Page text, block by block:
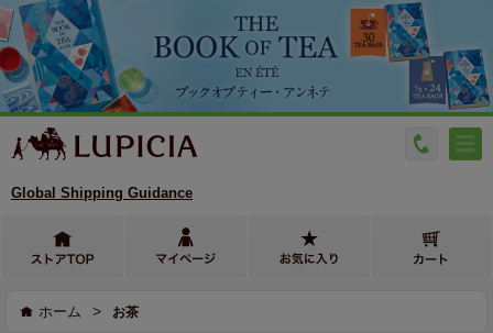
Global Shipping Guidance
ホーム > お茶